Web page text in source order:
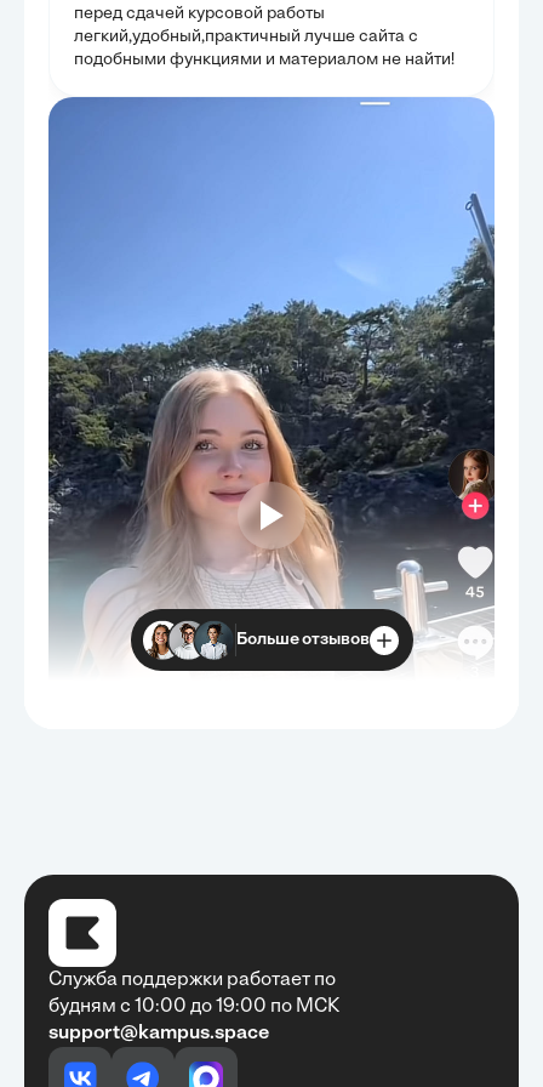
перед сдачей курсовой работы
легкий,удобный,практичный лучше сайта с
подобными функциями и материалом не найти!
Очень быстро, недорого, качественно,
доступно
Больше отзывов
Служба поддержки работает по
будням с 10:00 до 19:00 по МСК
support@kampus.space